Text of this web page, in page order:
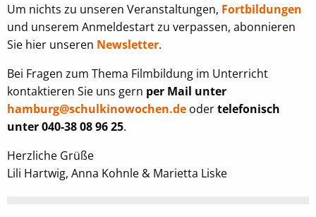
Um nichts zu unseren Veranstaltungen, Fortbildungen
und unserem Anmeldestart zu verpassen, abonnieren
Sie hier unseren Newsletter.
Bei Fragen zum Thema Filmbildung im Unterricht
kontaktieren Sie uns gern per Mail unter
hamburg@schulkinowochen.de odertelefonisch
unter 040-38 08 96 25.
Herzliche Grüße
Lili Hartwig, Anna Kohnle & Marietta Liske